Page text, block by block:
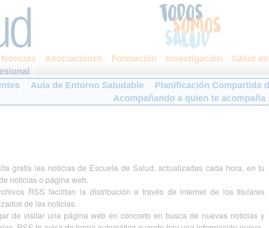
Noticias Asociaciones Formación Investigación Salud
Aula de Entorno Saludable Planificación Compartida
Acompañando a quien te acompaña
gratis las noticias de Escuela de Salud, actualizadas cada hora, en tu
noticias o página web.
RSS facilitan la distribución a través de internet de los titulares
de las noticias.
de visitar una página web en concreto en busca de nuevas noticias y